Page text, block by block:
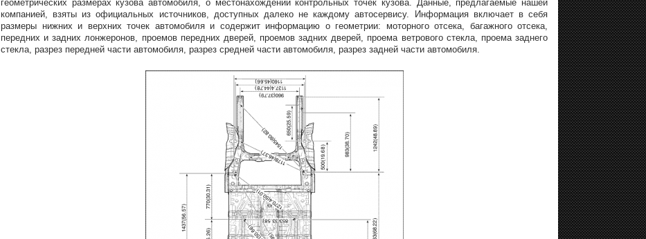
геометрических размерах кузова автомобиля, о местонахождении контрольных точек кузова. Данные, предлагаемые нашей
компанией, взяты из официальных источников, доступных далеко не каждому автосервису. Информация включает в себя
размеры нижних и верхних точек автомобиля и содержит информацию о геометрии: моторного отсека, багажного отсека,
передних и задних лонжеронов, проемов передних дверей, проемов задних дверей, проема ветрового стекла, проема заднего
стекла, разрез передней части автомобиля, разрез средней части автомобиля, разрез задней части автомобиля.